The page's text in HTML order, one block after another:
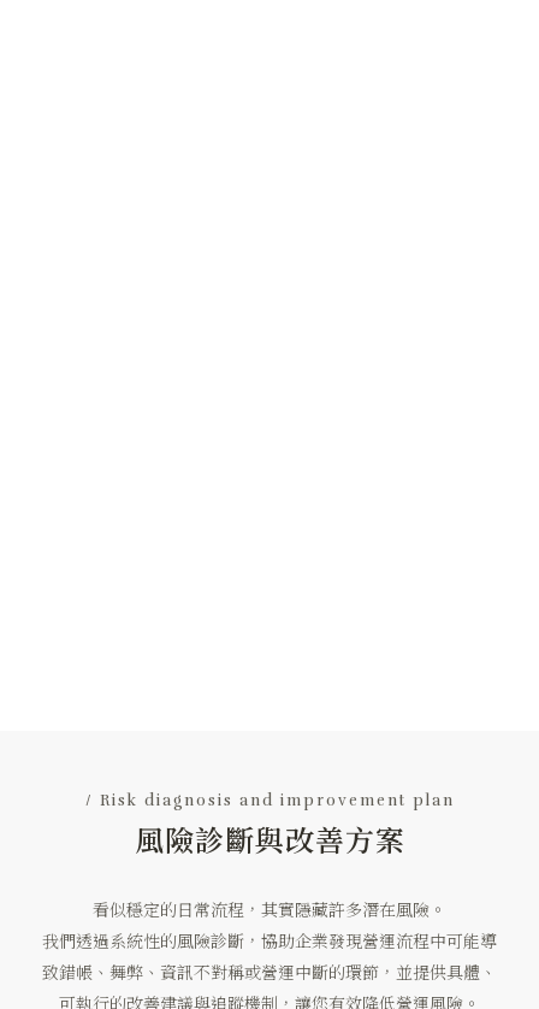
/ Risk diagnosis and improvement plan
風險診斷與改善方案
看似穩定的日常流程，其實隱藏許多潛在風險。
我們透過系統性的風險診斷，協助企業發現營運流程中可能導
致錯帳、舞弊、資訊不對稱或營運中斷的環節，並提供具體、
可執行的改善建議與追蹤機制，讓您有效降低營運風險。